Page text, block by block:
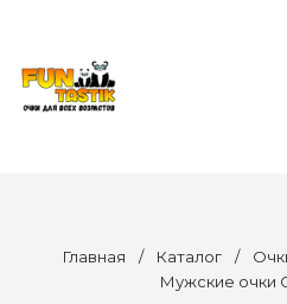
Главная / Каталог /
Мужские очки